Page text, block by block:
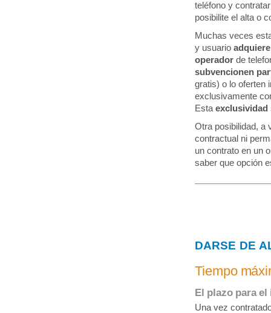
teléfono y
posibilite el alta o
Muchas veces
y usuario
operadorde
subvencionen
gratis) o lo oferten
exclusivamente
Estaexclusividad
Otra posibilidad,
contractual ni
un contrato en un
saber que opción
DARSE DE
Tiempo
El plazo para
Una vez